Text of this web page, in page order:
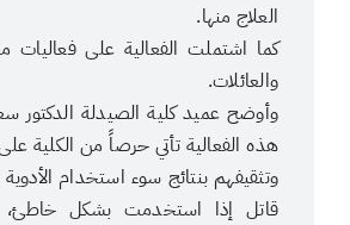
العلاج منها.
كما اشتملت الفعالية على فعاليات
والعائلات.
وأوضح عميد كلية الصيدلة الدكتور
هذه الفعالية تأتي حرصاً من الكلية
وتثقيفهم بنتائج سوء استخدام
قاتل إذا استخدمت بشكل خاطئ،